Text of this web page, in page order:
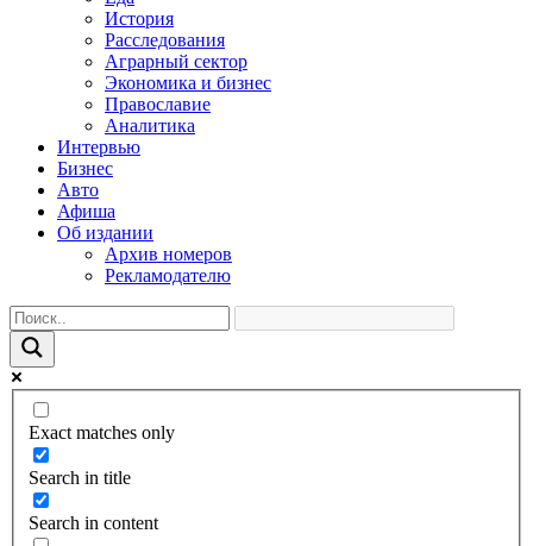
История
Расследования
Аграрный сектор
Экономика и бизнес
Православие
Аналитика
Интервью
Бизнес
Авто
Афиша
Об издании
Архив номеров
Рекламодателю
Exact matches only
Search in title
Search in content